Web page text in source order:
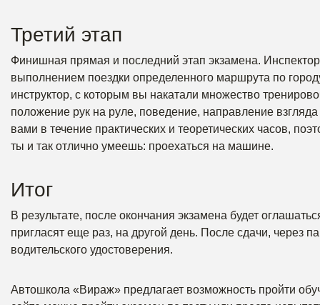
Третий этап
Финишная прямая и последний этап экзамена.
выполнением поездки определенного маршрута по
инструктор, с которым вы накатали множество
положение рук на руле, поведение, направление
вами в течение практических и теоретических часов,
ты и так отлично умеешь: проехаться на машине.
Итог
В результате, после окончания экзамена будет
пригласят еще раз, на другой день. После сдачи, через
водительского удостоверения.
Автошкола «Вираж» предлагает возможность пройти